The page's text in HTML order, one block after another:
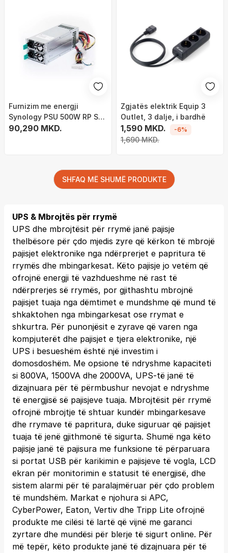
Furnizim me energji
Synology PSU 500W RP SET
2, 500W, redundant, gri
90,290 MKD.
Zgjatës elektrik Equip 3
Outlet, 3 dalje, i bardhë
1,590 MKD.
1,690 MKD.
-6%
SHFAQ MË SHUMË PRODUKTE
UPS & Mbrojtës për rrymë
UPS dhe mbrojtësit për rrymë janë pajisje
thelbësore për çdo mjedis zyre që kërkon të mbrojë
pajisjet elektronike nga ndërprerjet e papritura të
rrymës dhe mbingarkesat. Këto pajisje jo vetëm që
ofrojnë energji të vazhdueshme në rast të
ndërprerjes së rrymës, por gjithashtu mbrojnë
pajisjet tuaja nga dëmtimet e mundshme që mund të
shkaktohen nga mbingarkesat ose rrymat e
shkurtra. Për punonjësit e zyrave që varen nga
kompjuterët dhe pajisjet e tjera elektronike, një
UPS i besueshëm është një investim i
domosdoshëm. Me opsione të ndryshme kapaciteti
si 800VA, 1500VA dhe 2000VA, UPS-të janë të
dizajnuara për të përmbushur nevojat e ndryshme
të energjisë së pajisjeve tuaja. Mbrojtësit për rrymë
ofrojnë mbrojtje të shtuar kundër mbingarkesave
dhe rrymave të papritura, duke siguruar që pajisjet
tuaja të jenë gjithmonë të sigurta. Shumë nga këto
pajisje janë të pajisura me funksione të përparuara
si portat USB për karikimin e pajisjeve të vogla, LCD
ekran për monitorimin e statusit të energjisë, dhe
sistem alarmi për të paralajmëruar për çdo problem
të mundshëm. Markat e njohura si APC,
CyberPower, Eaton, Vertiv dhe Tripp Lite ofrojnë
produkte me cilësi të lartë që vijnë me garanci
zyrtare dhe mundësi për blerje të sigurt online. Për
më tepër, këto produkte janë të dizajnuara për të